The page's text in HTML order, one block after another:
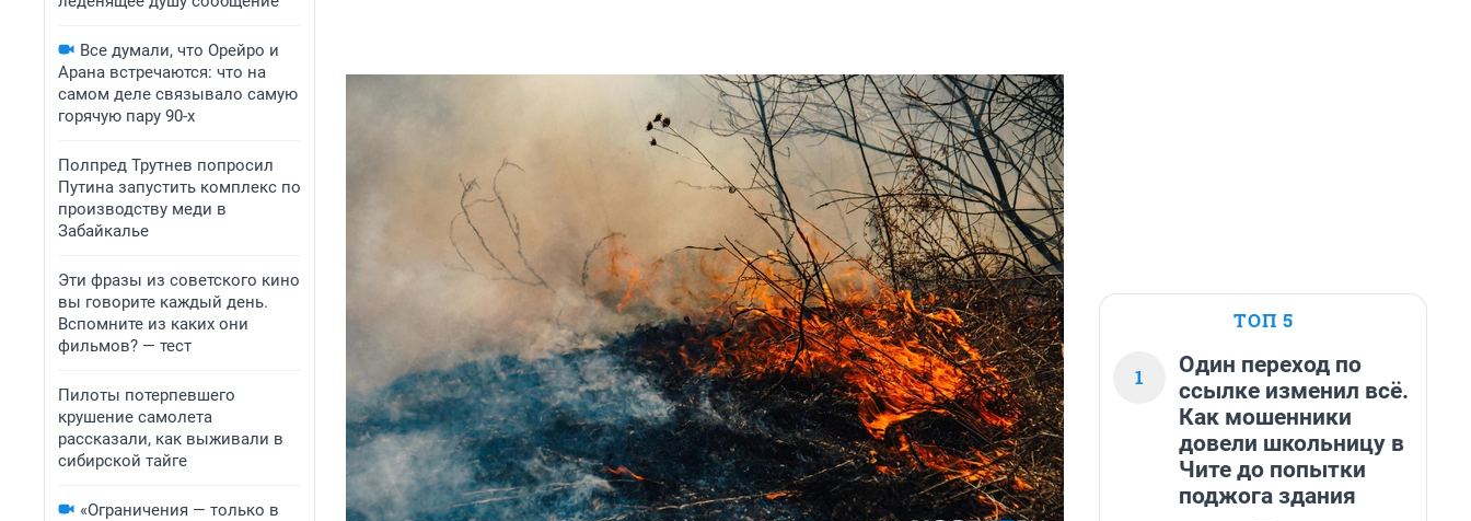
Все думали, что Орейро и
Арана встречаются: что на
самом деле связывало самую
горячую пару 90-х
Полпред Трутнев попросил
Путина запустить комплекс по
производству меди в
Забайкалье
Эти фразы из советского кино
вы говорите каждый день.
Вспомните из каких они
фильмов? — тест
Пилоты потерпевшего
крушение самолета
рассказали, как выживали в
сибирской тайге
«Ограничения — только в
ТОП 5
1
Один переход по
ссылке изменил всё.
Как мошенники
довели школьницу в
Чите до попытки
поджога здания